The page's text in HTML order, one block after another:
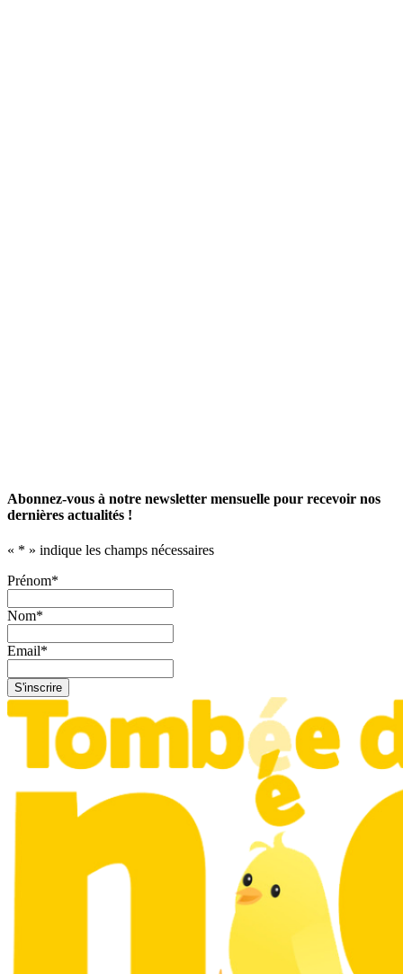
Abonnez-vous à notre newsletter mensuelle pour recevoir nos
dernières actualités !
« * » indique les champs nécessaires
Prénom*
Nom*
Email*
S'inscrire